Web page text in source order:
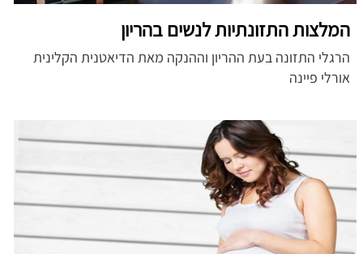
המלצות התזונתיות לנשים בהריון
הרגלי התזונה בעת ההריון וההנקה מאת הדיאטנית הקלינית
אורלי פיינה